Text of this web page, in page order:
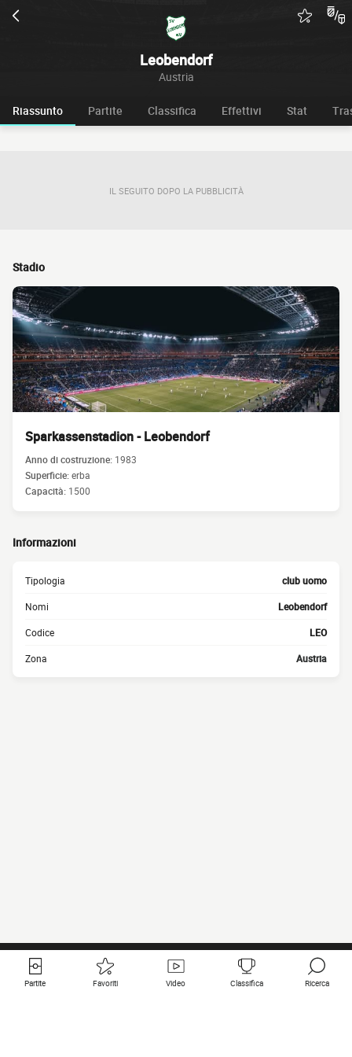
Leobendorf
Austria
Riassunto Partite Classifica Effettivi Stat
IL SEGUITO DOPO LA PUBBLICITÀ
Stadio
Sparkassenstadion - Leobendorf
Anno di costruzione: 1983
Superficie:erba
Capacità: 1500
Informazioni
Tipologia club uomo
Nomi Leobendorf
Codice LEO
Zona Austria
Partite Favoriti Video Classifica Ricerca